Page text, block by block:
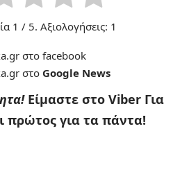
1 / 5. Αξιολογήσεις: 1
στο facebook
στο Google News
Είμαστε στο Viber Για
πρώτος για τα πάντα!